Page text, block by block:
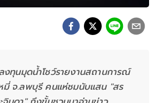
งทุนมุดน้ำโชว์รายงานสถานการณ์
มี่ จ.ลพบุรี คนแห่ชมนับแสน "สร